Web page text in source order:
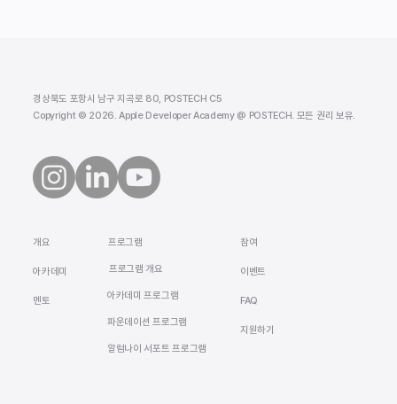
경상북도 포항시 남구 지곡로 80, POSTECH C5
Copyright © 2026. Apple Developer Academy @ POSTECH. 모든 권리 보유.
​개요
​아카데미
멘토
프로그램
프로그램 개요
아카데미 프로그램
​파운데이션 프로그램
알럼나이 서포트 프로그램
참여
이벤트
FAQ
지원하기